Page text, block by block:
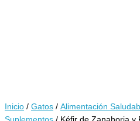
Inicio / Gatos / Alimentación